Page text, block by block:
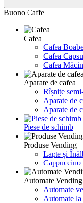
Buono Caffe
Cafea
Cafea Boabe
Cafea
Cafea
Aparate de cafea
Rîșnițe
Aparate de
Aparate de
Piese de schimb
Produse Vending
Lapte și
Cappuccino
Automate Vending
Automate
Automate la